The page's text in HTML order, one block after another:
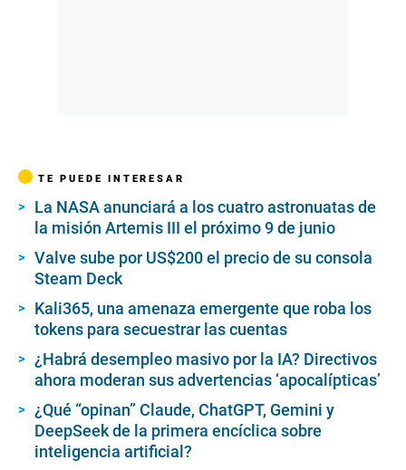
TE PUEDE INTERESAR
La NASA anunciará a los cuatro astronuatas de
la misión Artemis III el próximo 9 de junio
Valve sube por US$200 el precio de su consola
Steam Deck
Kali365, una amenaza emergente que roba los
tokens para secuestrar las cuentas
¿Habrá desempleo masivo por la IA? Directivos
ahora moderan sus advertencias ‘apocalípticas’
¿Qué “opinan” Claude, ChatGPT, Gemini y
DeepSeek de la primera encíclica sobre
inteligencia artificial?